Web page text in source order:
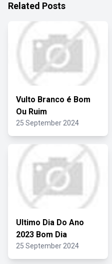
Related Posts
Vulto Branco é Bom
Ou Ruim
25 September 2024
Ultimo Dia Do Ano
2023 Bom Dia
25 September 2024